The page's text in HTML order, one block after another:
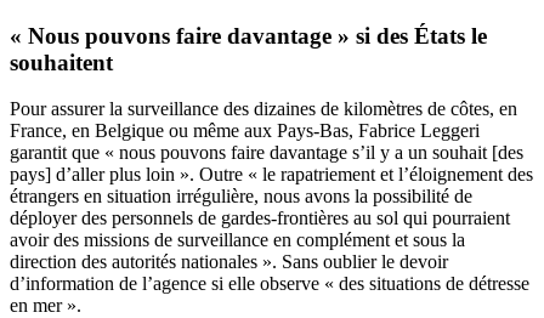
« Nous pouvons faire davantage » si des États le
souhaitent
Pour assurer la surveillance des dizaines de kilomètres de côtes, en
France, en Belgique ou même aux Pays-Bas, Fabrice Leggeri
garantit que « nous pouvons faire davantage s’il y a un souhait [des
pays] d’aller plus loin ». Outre « le rapatriement et l’éloignement des
étrangers en situation irrégulière, nous avons la possibilité de
déployer des personnels de gardes-frontières au sol qui pourraient
avoir des missions de surveillance en complément et sous la
direction des autorités nationales ». Sans oublier le devoir
d’information de l’agence si elle observe « des situations de détresse
en mer ».